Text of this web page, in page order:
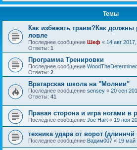
Темы
Как избежать травм?Как должны
ловле
Последнее сообщение Шеф « 14 авг
Ответы: 1
Программа Тренировки
Последнее сообщение WoodTheDetermined
Ответы: 2
Вратарская школа на "Молнии"
Последнее сообщение sensey « 20 сен
Ответы: 41
Правая сторона и игра ногами в
Последнее сообщение Joe Hart « 19 ноя
техника удара от ворот (длиннчй
Последнее сообщение Вадим007 « 19 май